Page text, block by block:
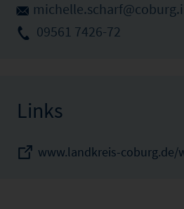
09561 7426-72
Links
www.landkreis-coburg.de/